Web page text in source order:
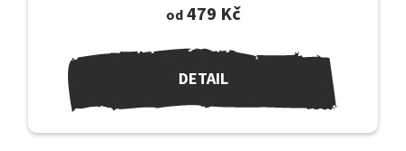
od479 Kč
DETAIL